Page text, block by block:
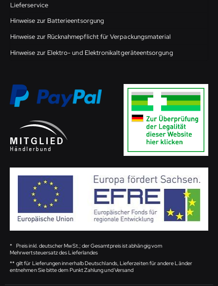
Lieferservice
Hinweise zur Batterieentsorgung
Hinweise zur Rücknahmepflicht für Verpackungsmaterial
Hinweise zur Elektro- und Elektronikaltgeräteentsorgung
* Preis inkl. deutscher MwSt.; der Gesamtpreis ist abhängig vom
Mehrwertsteuersatz des Lieferlandes
** gilt für Lieferungen innerhalb Deutschlands, Lieferzeiten für andere Länder
entnehmen Sie bitte dem Punkt Zahlung und Versand